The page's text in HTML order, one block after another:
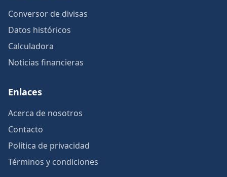
Conversor de divisas
Datos históricos
Calculadora
Noticias financieras
Enlaces
Acerca de nosotros
Contacto
Política de privacidad
Términos y condiciones